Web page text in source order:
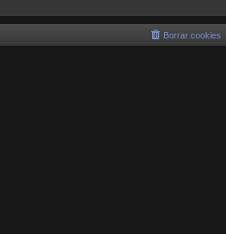
Borrar cookies